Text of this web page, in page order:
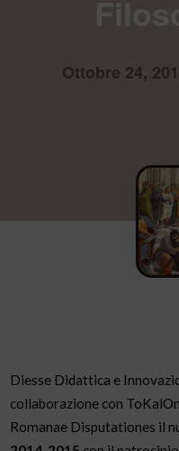
Ottobre 24,
Diesse Didattica e
collaborazione con
Romanae Disputationes il